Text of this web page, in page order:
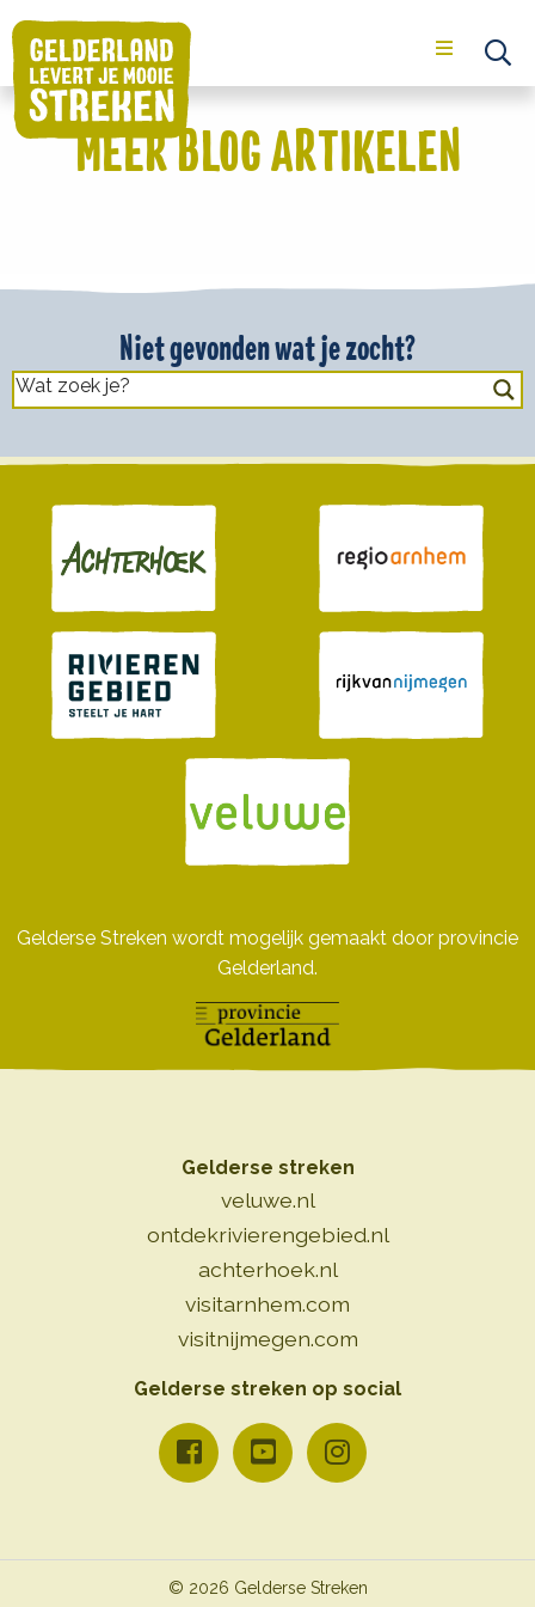
MEER BLOG ARTIKELEN
Niet gevonden wat je zocht?
Gelderse Streken wordt mogelijk gemaakt door provincie
Gelderland.
Gelderse streken
veluwe.nl
ontdekrivierengebied.nl
achterhoek.nl
visitarnhem.com
visitnijmegen.com
Gelderse streken op social
© 2026 Gelderse Streken